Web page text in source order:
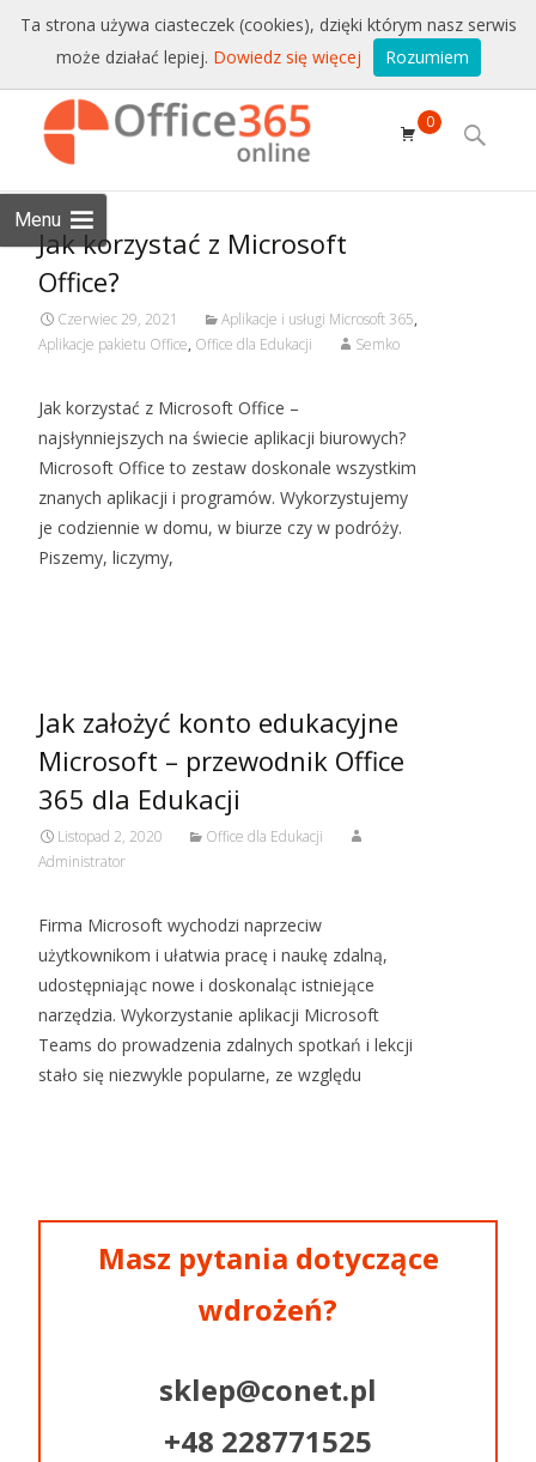
Sprzedaż i wsparcie:+48 228771525
Email:sklep@conet.pl
Menu
Skip to
content
0
Search
Jak korzystać z Microsoft
Office?
Czerwiec 29, 2021 Aplikacje i usługi Microsoft 365,
Aplikacje pakietu Office, Office dla Edukacji Semko
Jak korzystać z Microsoft Office –
najsłynniejszych na świecie aplikacji biurowych?
Microsoft Office to zestaw doskonale wszystkim
znanych aplikacji i programów. Wykorzystujemy
je codziennie w domu, w biurze czy w podróży.
Piszemy, liczymy,
Jak założyć konto edukacyjne
Microsoft – przewodnik Office
365 dla Edukacji
Listopad 2, 2020
Office dla Edukacji
Administrator
Firma Microsoft wychodzi naprzeciw
użytkownikom i ułatwia pracę i naukę zdalną,
udostępniając nowe i doskonaląc istniejące
narzędzia. Wykorzystanie aplikacji Microsoft
Teams do prowadzenia zdalnych spotkań i lekcji
stało się niezwykle popularne, ze względu
Masz pytania dotyczące
wdrożeń?
sklep@conet.pl
+48 228771525
Ta strona używa ciasteczek (cookies), dzięki którym nasz serwis
może działać lepiej. Dowiedz się więcej Rozumiem